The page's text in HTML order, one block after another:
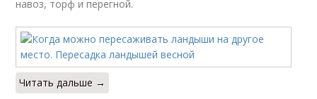
навоз, торф и перегной.
Читать дальше →